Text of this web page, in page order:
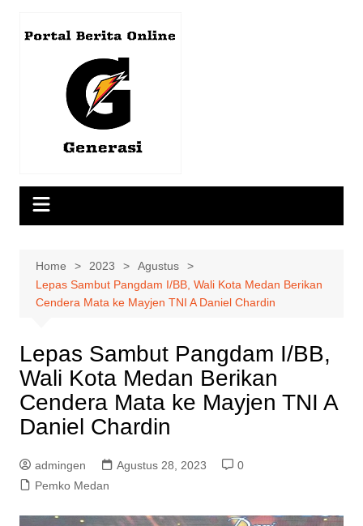
Home 2023
Agustus
Lepas Sambut Pangdam I/BB, Wali Kota Medan Berikan
Cendera Mata ke Mayjen TNI A Daniel Chardin
Lepas Sambut Pangdam I/BB,
Wali Kota Medan Berikan
Cendera Mata ke Mayjen TNI A
Daniel Chardin
admingen Agustus 28, 2023
0
Pemko Medan